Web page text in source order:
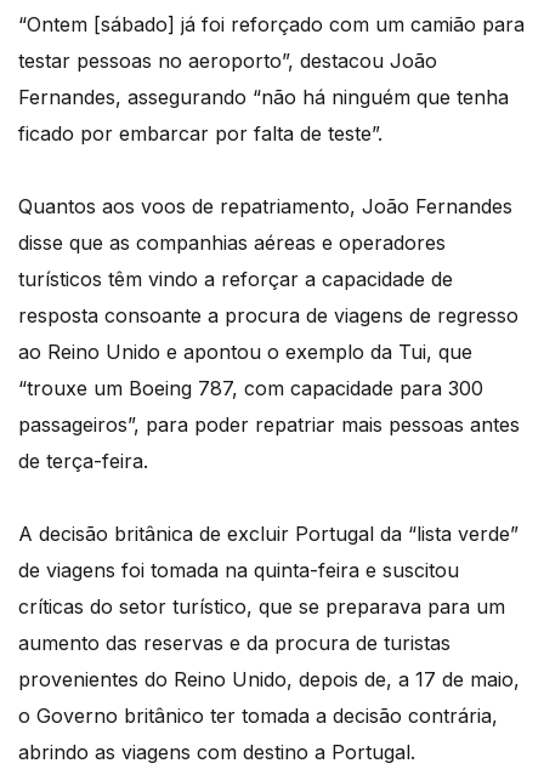
“Ontem [sábado] já foi reforçado com um camião para
testar pessoas no aeroporto”, destacou João
Fernandes, assegurando “não há ninguém que tenha
ficado por embarcar por falta de teste”.
Quantos aos voos de repatriamento, João Fernandes
disse que as companhias aéreas e operadores
turísticos têm vindo a reforçar a capacidade de
resposta consoante a procura de viagens de regresso
ao Reino Unido e apontou o exemplo da Tui, que
“trouxe um Boeing 787, com capacidade para 300
passageiros”, para poder repatriar mais pessoas antes
de terça-feira.
A decisão britânica de excluir Portugal da “lista verde”
de viagens foi tomada na quinta-feira e suscitou
críticas do setor turístico, que se preparava para um
aumento das reservas e da procura de turistas
provenientes do Reino Unido, depois de, a 17 de maio,
o Governo britânico ter tomada a decisão contrária,
abrindo as viagens com destino a Portugal.